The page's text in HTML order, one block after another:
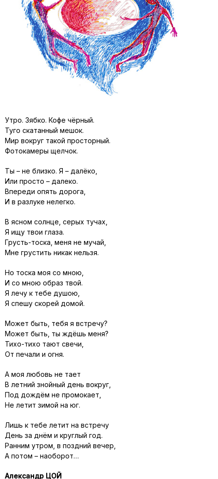
Утро. Зябко. Кофе чёрный.
Туго скатанный мешок.
Мир вокруг такой просторный.
Фотокамеры щелчок.
Ты – не близко. Я – далёко,
Или просто – далеко.
Впереди опять дорога,
И в разлуке нелегко.
В ясном солнце, серых тучах,
Я ищу твои глаза.
Грусть-тоска, меня не мучай,
Мне грустить никак нельзя.
Но тоска моя со мною,
И со мною образ твой.
Я лечу к тебе душою,
Я спешу скорей домой.
Может быть, тебя я встречу?
Может быть, ты ждёшь меня?
Тихо-тихо тают свечи,
От печали и огня.
А моя любовь не тает
В летний знойный день вокруг,
Под дождём не промокает,
Не летит зимой на юг.
Лишь к тебе летит на встречу
День за днём и круглый год.
Ранним утром, в поздний вечер,
А потом – наоборот…
Александр ЦОЙ